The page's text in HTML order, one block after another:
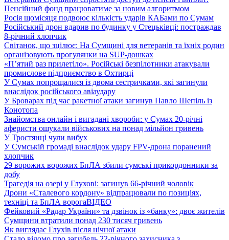
Пенсійний фонд працюватиме за новим алгоритмом
Росія щомісяця подвоює кількість ударів КАБами по Сумам
Російський дрон вдарив по будинку у Стецьківці: постраждав
8-річний хлопчик
Світанок, що зцілює: На Сумщині для ветеранів та їхніх родин
організовують прогулянки на SUP-дошках
«П’ятий раз прилетіло». Російські безпілотники атакували
промислове підприємство в Охтирці
У Сумах попрощалися із двома сестричками, які загинули
внаслідок російського авіаудару
У Броварах під час ракетної атаки загинув Павло Шепіль із
Конотопа
Знайомства онлайн і вигадані хвороби: у Сумах 20-річні
аферисти ошукали військових на понад мільйон гривень
У Тростянці чули вибух
У Сумській громаді внаслідок удару FPV-дрона поранений
хлопчик
29 ворожих ворожих БпЛА збили сумські прикордонники за
добу
Трагедія на озері у Глухові: загинув 66-річний чоловік
Дрони «Сталевого кордону» відпрацювали по позиціях,
техніці та БпЛА ворогаВІДЕО
Фейковий «Радар України» та дзвінок із «банку»: двоє жителів
Сумщини втратили понад 230 тисяч гривень
Як виглядає Глухів після нічної атаки